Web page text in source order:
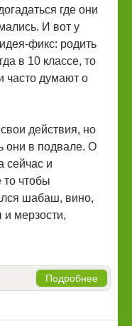
где они
И вот у
фикс: родить
в 10 классе, то
часто думают о
действия, но
они в подвале. О
сейчас и
то чтобы
шабаш, вино,
и мерзости,
Подробнее